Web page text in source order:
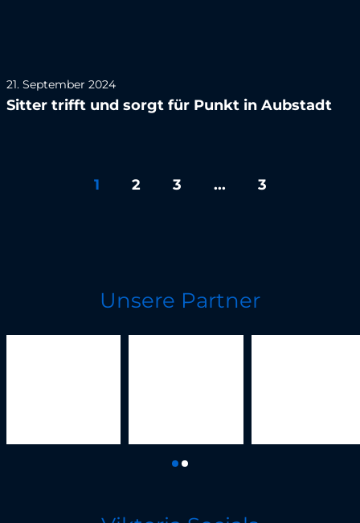
21. September 2024
Sitter trifft und sorgt für Punkt in Aubstadt
1 2 3 ... 3
Unsere Partner